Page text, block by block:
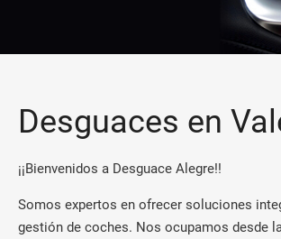
Desguaces en
¡¡Bienvenidos a Desguace Alegre!!
Somos expertos en ofrecer soluciones
gestión de coches. Nos ocupamos desde